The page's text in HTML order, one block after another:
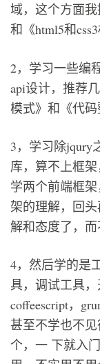
域，这个方面我
和《html5和
2，学习一些编
api设计，推荐
模式》和《代码
3，学习除jqury
库，算不上框
学两个前端框
架的理解，回
解和态度了，而
4，然后学的是
具，调试工具，
coffeescript，
甚至不学也不
个，一 下就入